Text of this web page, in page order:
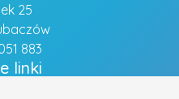
25
883
linki